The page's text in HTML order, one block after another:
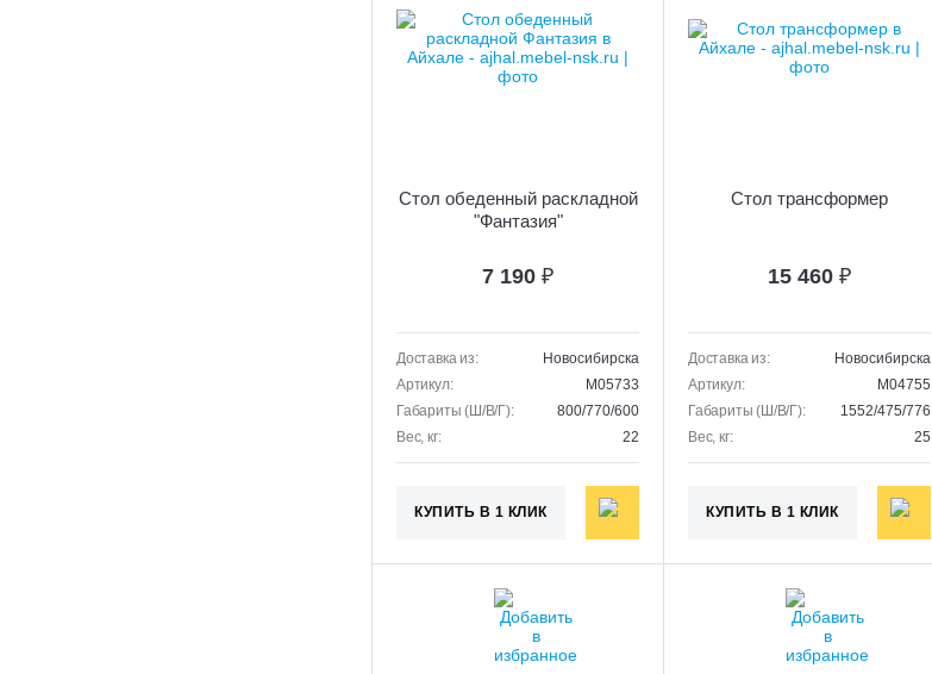
Стол обеденный раскладной
"Фантазия"
7 190 ₽
Доставка из:
Новосибирска
Артикул:
M05733
Габариты (Ш/В/Г):
800/770/600
Вес, кг:
22
КУПИТЬ В 1 КЛИК
Стол трансформер
15 460 ₽
Доставка из:
Новосибирска
Артикул:
M04755
Габариты (Ш/В/Г):
1552/475/776
Вес, кг:
25
КУПИТЬ В 1 КЛИК